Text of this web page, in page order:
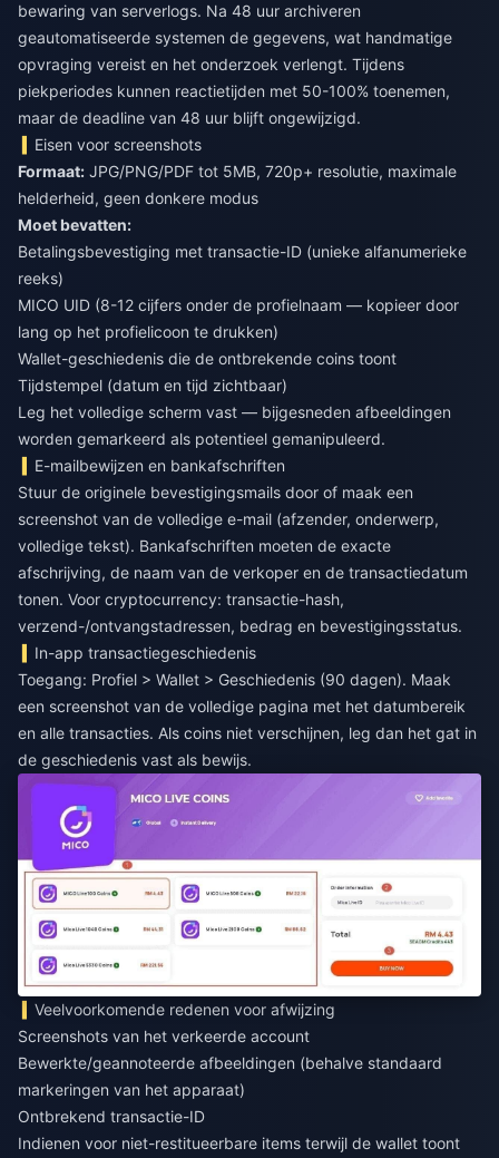
bewaring van serverlogs. Na 48 uur archiveren
geautomatiseerde systemen de gegevens, wat handmatige
opvraging vereist en het onderzoek verlengt. Tijdens
piekperiodes kunnen reactietijden met 50-100% toenemen,
maar de deadline van 48 uur blijft ongewijzigd.
Eisen voor screenshots
Formaat: JPG/PNG/PDF tot 5MB, 720p+ resolutie, maximale
helderheid, geen donkere modus
Moet bevatten:
Betalingsbevestiging met transactie-ID (unieke alfanumerieke
reeks)
MICO UID (8-12 cijfers onder de profielnaam — kopieer door
lang op het profielicoon te drukken)
Wallet-geschiedenis die de ontbrekende coins toont
Tijdstempel (datum en tijd zichtbaar)
Leg het volledige scherm vast — bijgesneden afbeeldingen
worden gemarkeerd als potentieel gemanipuleerd.
E-mailbewijzen en bankafschriften
Stuur de originele bevestigingsmails door of maak een
screenshot van de volledige e-mail (afzender, onderwerp,
volledige tekst). Bankafschriften moeten de exacte
afschrijving, de naam van de verkoper en de transactiedatum
tonen. Voor cryptocurrency: transactie-hash,
verzend-/ontvangstadressen, bedrag en bevestigingsstatus.
In-app transactiegeschiedenis
Toegang: Profiel > Wallet > Geschiedenis (90 dagen). Maak
een screenshot van de volledige pagina met het datumbereik
en alle transacties. Als coins niet verschijnen, leg dan het gat in
de geschiedenis vast als bewijs.
Veelvoorkomende redenen voor afwijzing
Screenshots van het verkeerde account
Bewerkte/geannoteerde afbeeldingen (behalve standaard
markeringen van het apparaat)
Ontbrekend transactie-ID
Indienen voor niet-restitueerbare items terwijl de wallet toont